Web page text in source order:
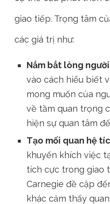
quan hệ thành công
Cuốn sách này chia
nhau. Mỗi phần tập
cụ thể của phát triển
giao tiếp. Trọng tâm
các giá trị như:
Nắm bắt lòng
vào cách hiểu biết
mong muốn của
về tầm quan trọng
hiện sự quan tâm